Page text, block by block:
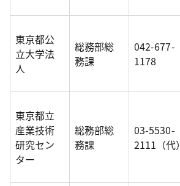
東京都公
立大学法
人
総務部総
務課
042-677-
1178
東京都立
産業技術
研究セン
ター
総務部総
務課
03-5530-
2111（代）